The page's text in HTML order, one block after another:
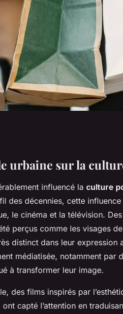
: une
urbaine sur la
influencé la culture
des décennies, cette influence
le cinéma et la télévision.
perçus comme les visages
distinct dans leur expression
médiatisée, notamment par
à transformer leur image.
des films inspirés par
capté l’attention en